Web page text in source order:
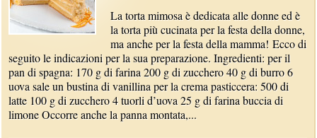
La torta mimosa è dedicata alle donne ed è
la torta più cucinata per la festa della donne,
ma anche per la festa della mamma! Ecco di
seguito le indicazioni per la sua preparazione. Ingredienti: per il
pan di spagna: 170 g di farina 200 g di zucchero 40 g di burro 6
uova sale un bustina di vanillina per la crema pasticcera: 500 di
latte 100 g di zucchero 4 tuorli d’uova 25 g di farina buccia di
limone Occorre anche la panna montata,...